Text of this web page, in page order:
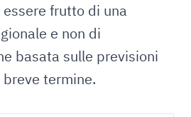
frutto di una
e non di
basata sulle previsioni
termine.